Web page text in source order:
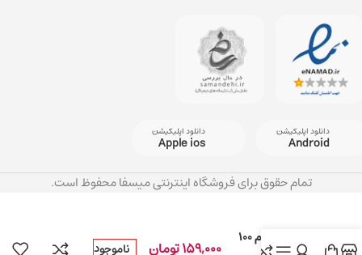
دانلود اپلیکیشن
Android
دانلود اپلیکیشن
Apple ios
تمام حقوق برای فروشگاه اینترنتی میسفا محفوظ است.
هندکر حجم ۱۰۰
159,000تومان ناموجود